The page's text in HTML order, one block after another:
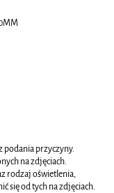
podania przyczyny.
na zdjęciach.
rodzaj oświetlenia,
się od tych na zdjęciach.